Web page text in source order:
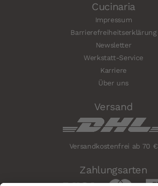
Cucinaria
Impressum
Barrierefreiheitserklärung
Newsletter
Werkstatt-Service
Karriere
Über uns
Versand
Versandkostenfrei ab 70 €
Zahlungsarten